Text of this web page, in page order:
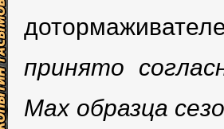
принято
Max образца